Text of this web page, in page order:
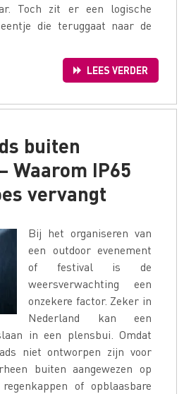
Toch zit er een logische
die teruggaat naar de
LEES VERDER
buiten
Waarom IP65
vervangt
Bij het organiseren van
een outdoor evenement
of festival is de
weersverwachting een
onzekere factor. Zeker in
Nederland kan een
in een plensbui. Omdat
niet ontworpen zijn voor
buiten aangewezen op
of opblaasbare